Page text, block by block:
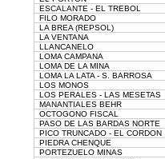
ESCALANTE - EL TREBOL
FILO MORADO
LA BREA (REPSOL)
LA VENTANA
LLANCANELO
LOMA CAMPANA
LOMA DE LA MINA
LOMA LA LATA - S. BARROSA
LOS MONOS
LOS PERALES - LAS MESETAS
MANANTIALES BEHR
OCTOGONO FISCAL
PASO DE LAS BARDAS NORTE
PICO TRUNCADO - EL CORDON
PIEDRA CHENQUE
PORTEZUELO MINAS